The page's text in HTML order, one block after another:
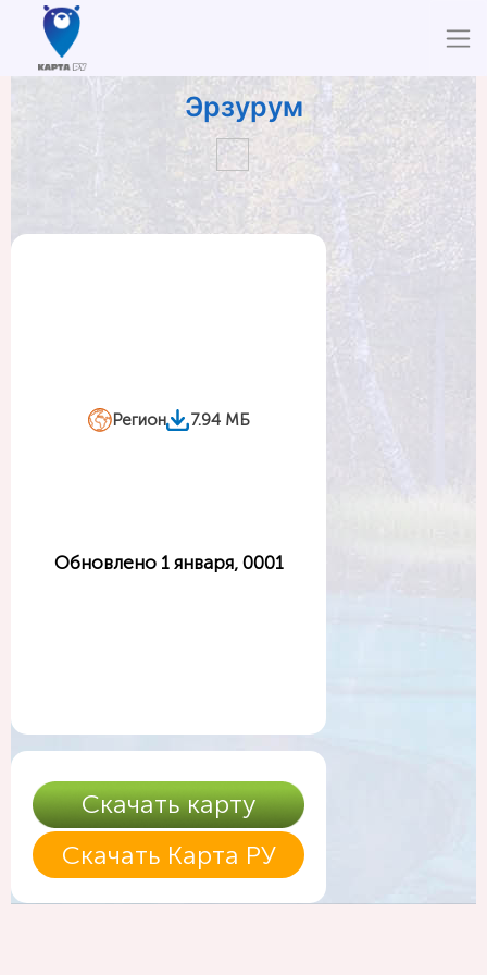
Эрзурум
Регион 7.94 МБ
Обновлено 1 января, 0001
Скачать карту
Скачать Карта РУ